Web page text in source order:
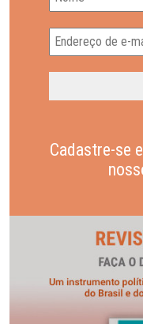
Cadastre-se